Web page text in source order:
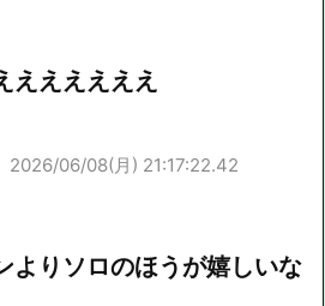
ええええええ
2026/06/08(月) 21:17:22.42
よりソロのほうが嬉しいな